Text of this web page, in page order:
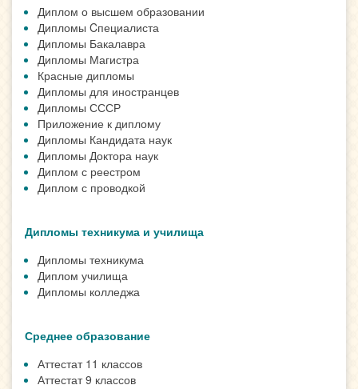
Диплом о высшем образовании
Дипломы Cпециалиста
Дипломы Бакалавра
Дипломы Магистра
Красные дипломы
Дипломы для иностранцев
Дипломы СССР
Приложение к диплому
Дипломы Кандидата наук
Дипломы Доктора наук
Диплом с реестром
Диплом с проводкой
Дипломы техникума и училища
Дипломы техникума
Диплом училища
Дипломы колледжа
Среднее образование
Аттестат 11 классов
Аттестат 9 классов